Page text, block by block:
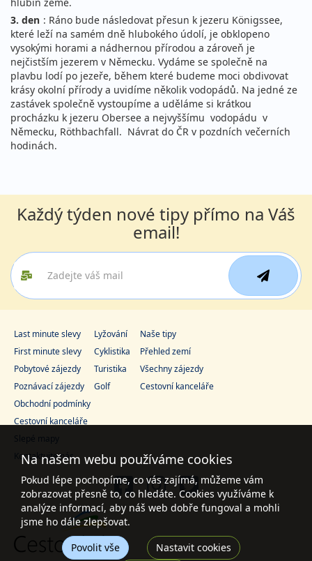
hlubin země.
3. den : Ráno bude následovat přesun k jezeru Königssee,
které leží na samém dně hlubokého údolí, je obklopeno
vysokými horami a nádhernou přírodou a zároveň je
nejčistším jezerem v Německu. Vydáme se společně na
plavbu lodí po jezeře, během které budeme moci obdivovat
krásy okolní přírody a uvidíme několik vodopádů. Na jedné ze
zastávek společně vystoupíme a uděláme si krátkou
procházku k jezeru Obersee a nejvyššímu vodopádu v
Německu, Röthbachfall. Návrat do ČR v pozdních večerních
hodinách.
Každý týden nové tipy přímo na Váš
email!
Last minute slevy
First minute slevy
Pobytové zájezdy
Poznávací zájezdy
Lyžování
Cyklistika
Turistika
Golf
Naše tipy
Přehled zemí
Všechny zájezdy
Cestovní kanceláře
Obchodní podmínky
Cestovní kanceláře
Slepé mapy
Kontaktujte nás
Na našem webu používáme cookies
Pokud lépe pochopíme, co vás zajímá, můžeme vám
zobrazovat přesně to, co hledáte. Cookies využíváme k
analýze informací, aby náš web dobře fungoval a mohli
jsme ho dále zlepšovat.
Povolit vše
Nastavit cookies